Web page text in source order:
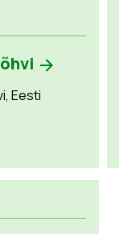
Eesti